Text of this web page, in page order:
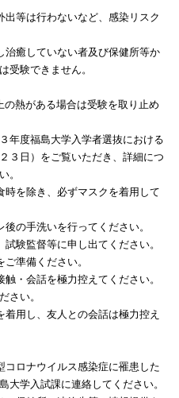
等は行わないなど、感染リスク
癒していない者及び保健所等か
受験できません。
の熱がある場合は受験を取り止め
年度福島大学入学者選抜における
３日）をご覧いただき、詳細につ
。
を除き、必ずマスクを着用して
の手洗いを行ってください。
験監督等に申し出てください。
準備ください。
・会話を極力控えてください。
さい。
用し、友人との会話は極力控え
ロナウイルス感染症に罹患した
大学入試課に連絡してください。